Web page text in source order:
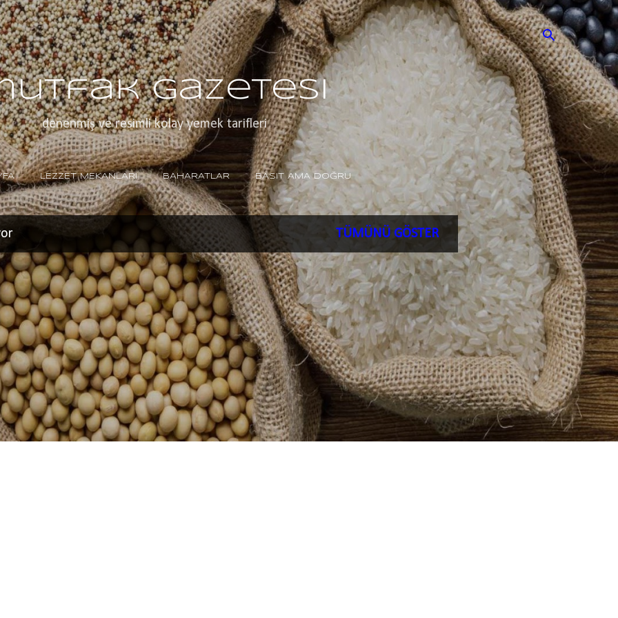
Ana içeriğe atla
gazetesi
denenmiş ve resimli kolay yemek tarifleri
LEZZET MEKANLARI BAHARATLAR BASIT AMA DOĞRU
TÜMÜNÜ GÖSTER